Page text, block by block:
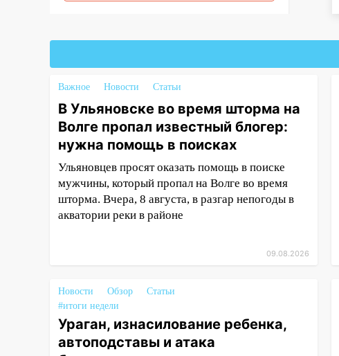
кухня в многоэтажке
14:18
Гинеколог рассказала о
том, с какими сложностями
сталкиваются молодые мамы
13:02 Соцсети: на улице Розы
Люксембург дерево упало на
автомобиль
13:00 «Благоприятный период
для новых начинаний: гороскоп
Ульяновске образовалось
«море»
12:57 В Ульяновской области
ожидается крупный град
Важное Новости Статьи
В Ульяновске во время шторма на
Волге пропал известный блогер:
нужна помощь в поисках
Ульяновцев просят оказать помощь в поиске
мужчины, который пропал на Волге во время
шторма. Вчера, 8 августа, в разгар непогоды в
акватории реки в районе
09.08.2026
Новости Обзор
Статьи
#итоги недели
Ураган, изнасилование ребенка,
автоподставы и атака